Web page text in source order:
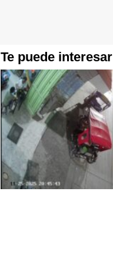
Te puede interesar